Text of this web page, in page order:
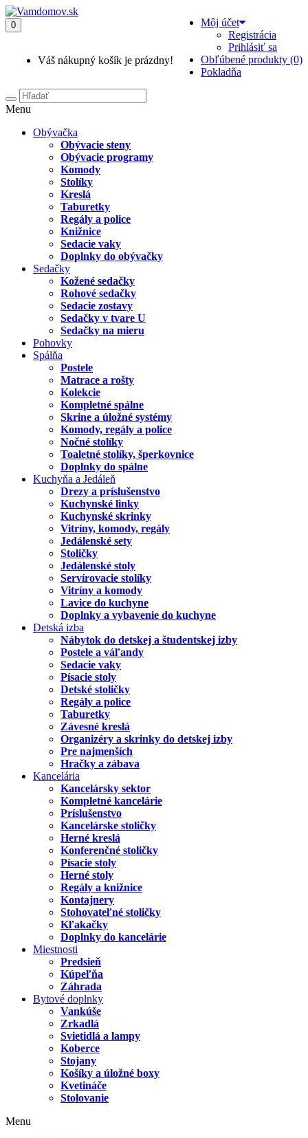
Môj účet
Registrácia
Prihlásiť sa
Obľúbené produkty (0)
Pokladňa
0
Váš nákupný košík je prázdny!
Menu
Obývačka
Obývacie steny
Obývacie programy
Komody
Stolíky
Kreslá
Taburetky
Regály a police
Knižnice
Sedacie vaky
Doplnky do obývačky
Sedačky
Kožené sedačky
Rohové sedačky
Sedacie zostavy
Sedačky v tvare U
Sedačky na mieru
Pohovky
Spálňa
Postele
Matrace a rošty
Kolekcie
Kompletné spálne
Skrine a úložné systémy
Komody, regály a police
Nočné stolíky
Toaletné stolíky, šperkovnice
Doplnky do spálne
Kuchyňa a Jedáleň
Drezy a príslušenstvo
Kuchynské linky
Kuchynské skrinky
Vitríny, komody, regály
Jedálenské sety
Stoličky
Jedálenské stoly
Servírovacie stolíky
Vitríny a komody
Lavice do kuchyne
Doplnky a vybavenie do kuchyne
Detská izba
Nábytok do detskej a študentskej izby
Postele a váľandy
Sedacie vaky
Písacie stoly
Detské stoličky
Regály a police
Taburetky
Závesné kreslá
Organizéry a skrinky do detskej izby
Pre najmenších
Hračky a zábava
Kancelária
Kancelársky sektor
Kompletné kancelárie
Príslušenstvo
Kancelárske stoličky
Herné kreslá
Konferenčné stoličky
Písacie stoly
Herné stoly
Regály a knižnice
Kontajnery
Stohovateľné stoličky
Kľakačky
Doplnky do kancelárie
Miestnosti
Predsieň
Kúpeľňa
Záhrada
Bytové doplnky
Vankúše
Zrkadlá
Svietidlá a lampy
Koberce
Stojany
Košíky a úložné boxy
Kvetináče
Stolovanie
Menu